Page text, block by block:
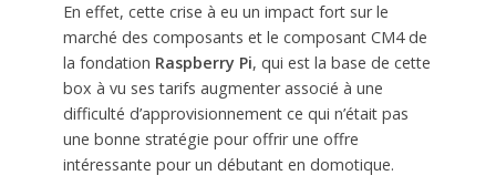
En effet, cette crise à eu un impact fort sur le
marché des composants et le composant CM4 de
la fondation Raspberry Pi, qui est la base de cette
box à vu ses tarifs augmenter associé à une
difficulté d’approvisionnement ce qui n’était pas
une bonne stratégie pour offrir une offre
intéressante pour un débutant en domotique.